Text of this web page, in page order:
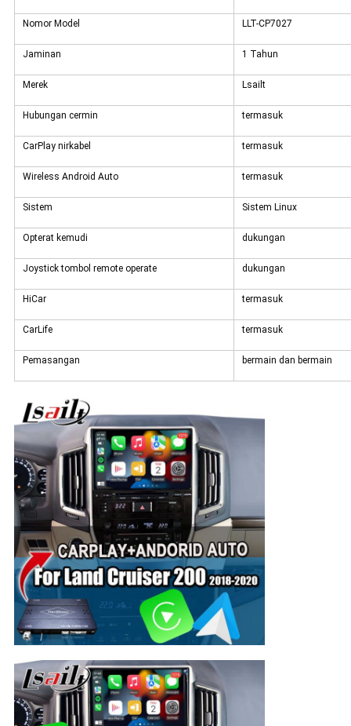
Nomor Model LLT-CP7027
Jaminan 1 Tahun
Merek Lsailt
Hubungan cermin termasuk
CarPlay nirkabel termasuk
Wireless Android Auto termasuk
Sistem Sistem Linux
Opterat kemudi dukungan
Joystick tombol remote operate dukungan
HiCar termasuk
CarLife termasuk
Pemasangan bermain dan bermain